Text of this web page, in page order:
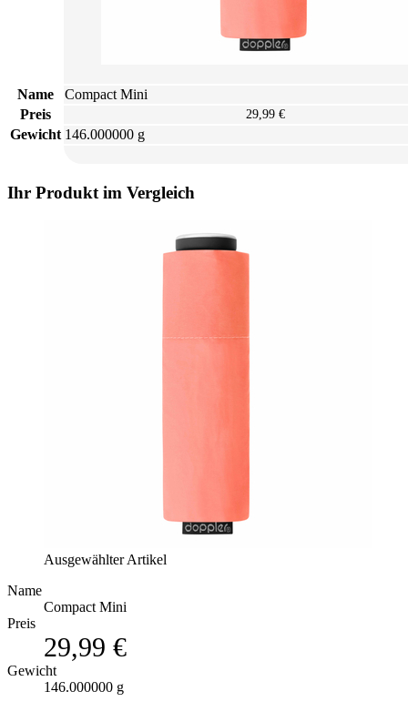
Name
Compact Mini
Preis
29,99 €
Gewicht 146.000000 g
Ihr Produkt im Vergleich
Ausgewählter Artikel
Name
Compact Mini
Preis
29,99 €
Gewicht
146.000000 g